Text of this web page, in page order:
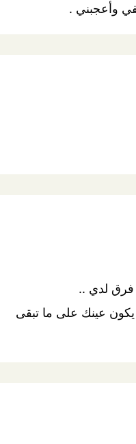
وأعجبني .
فرق لدي ..
عينك على ما تبقى